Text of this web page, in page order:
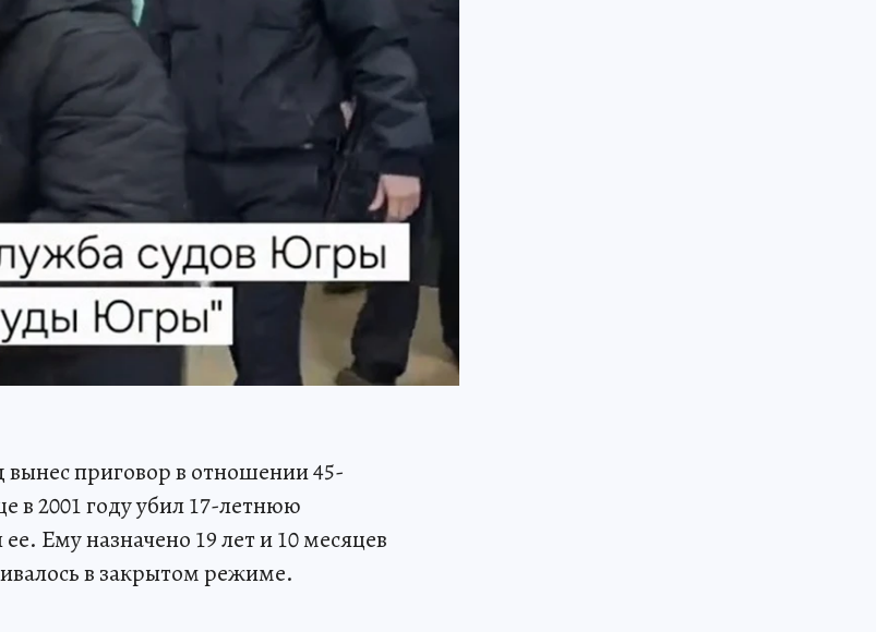
приговор в отношении 45-
в 2001 году убил 17-летнюю
Ему назначено 19 лет и 10 месяцев
в закрытом режиме.